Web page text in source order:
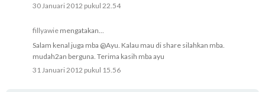
30 Januari 2012 pukul 22.54
fillyawie mengatakan...
Salam kenal juga mba @Ayu. Kalau mau di share silahkan mba.
mudah2an berguna. Terima kasih mba ayu
31 Januari 2012 pukul 15.56